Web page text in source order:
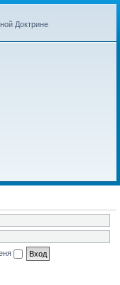
Доктрине